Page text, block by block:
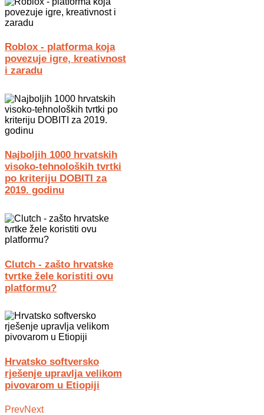
Roblox - platforma koja
povezuje igre, kreativnost
i zaradu
Najboljih 1000 hrvatskih
visoko-tehnoloških tvrtki
po kriteriju DOBITI za
2019. godinu
Clutch - zašto hrvatske
tvrtke žele koristiti ovu
platformu?
Hrvatsko softversko
rješenje upravlja velikom
pivovarom u Etiopiji
PrevNext